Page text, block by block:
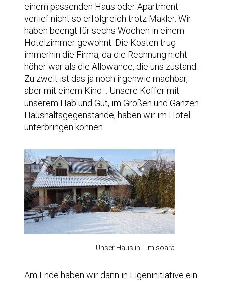
einem passenden Haus oder Apartment
verlief nicht so erfolgreich trotz Makler. Wir
haben beengt für sechs Wochen in einem
Hotelzimmer gewohnt. Die Kosten trug
immerhin die Firma, da die Rechnung nicht
höher war als die Allowance, die uns zustand.
Zu zweit ist das ja noch irgenwie machbar,
aber mit einem Kind… Unsere Koffer mit
unserem Hab und Gut, im Großen und Ganzen
Haushaltsgegenstände, haben wir im Hotel
unterbringen können.
Unser Haus in Timisoara
Am Ende haben wir dann in Eigeninitiative ein